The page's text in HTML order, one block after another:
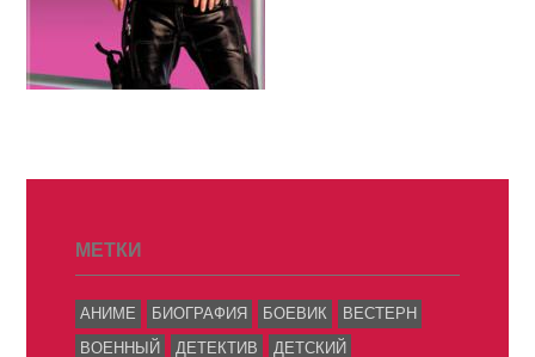
МЕТКИ
АНИМЕ БИОГРАФИЯ БОЕВИК
ВЕСТЕРН
ВОЕННЫЙ
ДЕТЕКТИВ ДЕТСКИЙ